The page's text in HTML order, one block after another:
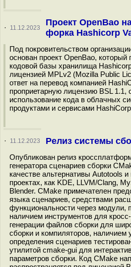
· 11.12.2023
Проект OpenBao
форка Hashicorp
Под покровительством
основан проект OpenBao, который
кодовой базы хранилища
лицензией MPLv2 (Mozilla Public
ответ на перевод компанией
проприетарную лицензию BSL 1.1,
использование кода в облачных
продуктами и сервисами
· 11.12.2023 Релиз системы
Опубликован релиз
генератора сценариев сборки
качестве альтернативы Autotools и
проектах, как KDE, LLVM/Clang,
Blender. CMake примечателен
языка сценариев, средствами
функциональности через модули,
наличием инструментов для
генерации файлов сборки для
сборки и компиляторов, наличием
определения сценариев
утилитой cmake-gui для
параметров сборки. Код CMake